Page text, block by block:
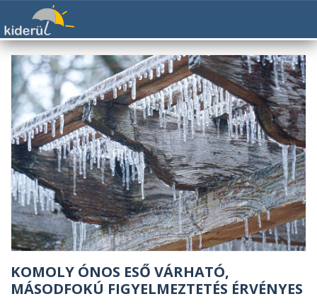
KOMOLY ÓNOS ESŐ VÁRHATÓ,
MÁSODFOKÚ FIGYELMEZTETÉS ÉRVÉNYES